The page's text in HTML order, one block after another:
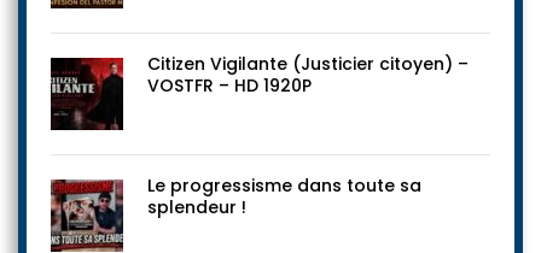
Citizen Vigilante (Justicier citoyen) –
VOSTFR – HD 1920P
Le progressisme dans toute sa
splendeur !